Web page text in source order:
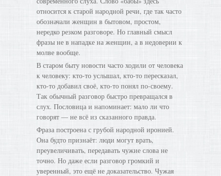
относится к старой народной речи, где так часто
обозначали женщин в бытовом, простом,
нередко резком разговоре. Но главный смысл
фразы не в нападке на женщин, а в недоверии к
молве вообще.
В старом быту новости часто ходили от человека
к человеку: кто-то услышал, кто-то пересказал,
кто-то добавил своё, кто-то понял по-своему.
Так обычный разговор быстро превращался в
слух. Пословица и напоминает: мало ли что
говорят — не всё из сказанного правда.
Фраза построена с грубой народной иронией.
Она будто признаёт: люди могут врать,
преувеличивать, передавать чужие слова не
точно. Но даже если разговор громкий и
уверенный, это ещё не доказательство. Чужая